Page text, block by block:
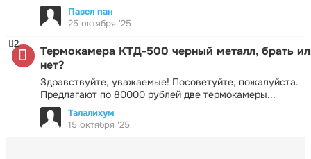
Павел пан
25 октября '25
Термокамера КТД-500 черный металл, брать
нет?
Здравствуйте, уважаемые! Посоветуйте, пожалуйста.
Предлагают по 80000 рублей две термокамеры...
2
Талалихум
15 октября '25